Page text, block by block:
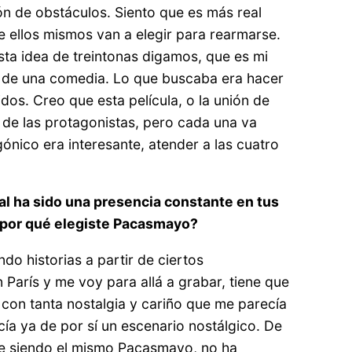
de obstáculos. Siento que es más real
mismos van a elegir para rearmarse.
idea de treintonas digamos, que es mi
una comedia. Lo que buscaba era hacer
Creo que esta película, o la unión de
las protagonistas, pero cada una va
era interesante, atender a las cuatro
ha sido una presencia constante en tus
qué elegiste Pacasmayo?
historias a partir de ciertos
y me voy para allá a grabar, tiene que
tanta nostalgia y cariño que me parecía
ya de por sí un escenario nostálgico. De
el mismo Pacasmayo, no ha